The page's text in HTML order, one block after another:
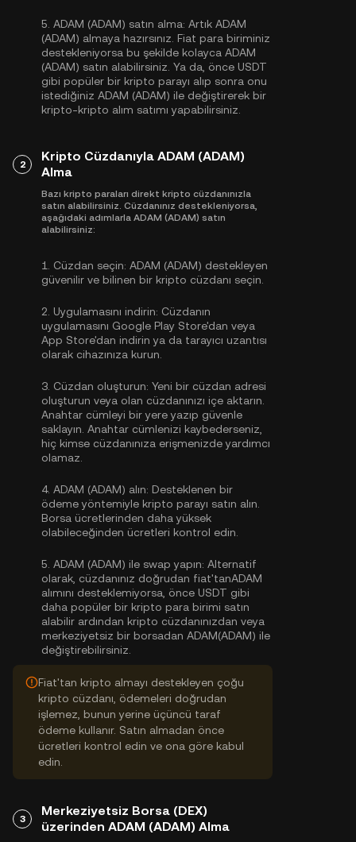
5. ADAM (ADAM) satın alma: Artık ADAM
(ADAM) almaya hazırsınız. Fiat para biriminiz
destekleniyorsa bu şekilde kolayca ADAM
(ADAM) satın alabilirsiniz. Ya da, önce USDT
gibi popüler bir kripto parayı alıp sonra onu
istediğiniz ADAM (ADAM) ile değiştirerek bir
kripto-kripto alım satımı yapabilirsiniz.
2
Kripto Cüzdanıyla ADAM (ADAM)
Alma
Bazı kripto paraları direkt kripto cüzdanınızla
satın alabilirsiniz. Cüzdanınız destekleniyorsa,
aşağıdaki adımlarla ADAM (ADAM) satın
alabilirsiniz:
1. Cüzdan seçin: ADAM (ADAM) destekleyen
güvenilir ve bilinen bir kripto cüzdanı seçin.
2. Uygulamasını indirin: Cüzdanın
uygulamasını Google Play Store'dan veya
App Store'dan indirin ya da tarayıcı uzantısı
olarak cihazınıza kurun.
3. Cüzdan oluşturun: Yeni bir cüzdan adresi
oluşturun veya olan cüzdanınızı içe aktarın.
Anahtar cümleyi bir yere yazıp güvenle
saklayın. Anahtar cümlenizi kaybederseniz,
hiç kimse cüzdanınıza erişmenizde yardımcı
olamaz.
4. ADAM (ADAM) alın: Desteklenen bir
ödeme yöntemiyle kripto parayı satın alın.
Borsa ücretlerinden daha yüksek
olabileceğinden ücretleri kontrol edin.
5. ADAM (ADAM) ile swap yapın: Alternatif
olarak, cüzdanınız doğrudan fiat'tanADAM
alımını desteklemiyorsa, önce USDT gibi
daha popüler bir kripto para birimi satın
alabilir ardından kripto cüzdanınızdan veya
merkeziyetsiz bir borsadan ADAM(ADAM) ile
değiştirebilirsiniz.
Fiat'tan kripto almayı destekleyen çoğu
kripto cüzdanı, ödemeleri doğrudan
işlemez, bunun yerine üçüncü taraf
ödeme kullanır. Satın almadan önce
ücretleri kontrol edin ve ona göre kabul
edin.
3
Merkeziyetsiz Borsa (DEX)
üzerinden ADAM (ADAM) Alma